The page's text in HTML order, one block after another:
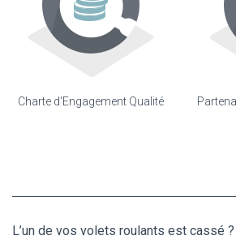
Charte d'Engagement Qualité
L’un de vos volets roulants est cassé